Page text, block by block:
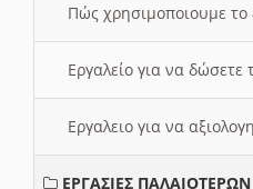
Πώς χρησιμοποιουμε
Εργαλείο για να
Εργαλειο για να
ΕΡΓΑΣΙΕΣ